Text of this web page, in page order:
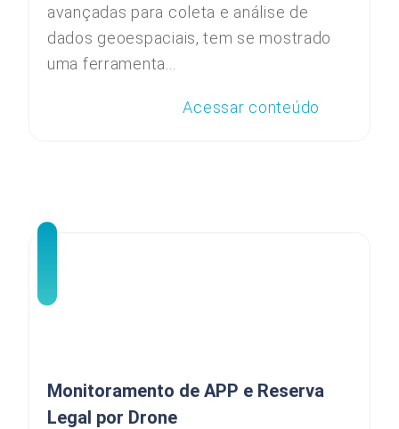
avançadas para coleta e análise de
dados geoespaciais, tem se mostrado
uma ferramenta...
Acessar conteúdo
Monitoramento de APP e Reserva
Legal por Drone